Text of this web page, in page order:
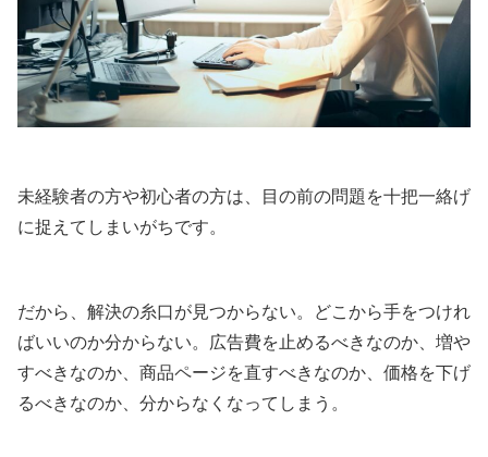
未経験者の方や初心者の方は、目の前の問題を十把一絡げ
に捉えてしまいがちです。
だから、解決の糸口が見つからない。どこから手をつけれ
ばいいのか分からない。広告費を止めるべきなのか、増や
すべきなのか、商品ページを直すべきなのか、価格を下げ
るべきなのか、分からなくなってしまう。